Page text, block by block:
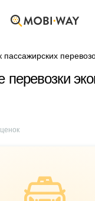
пассажирских
перевозки